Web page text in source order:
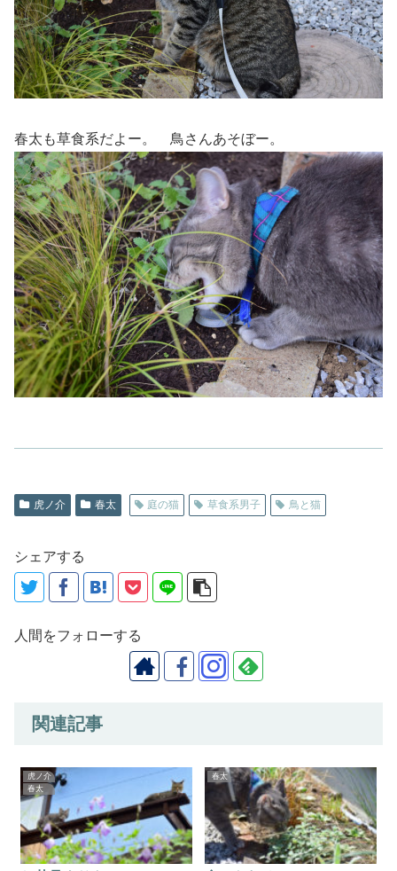
春太も草食系だよー。 鳥さんあそぼー。
虎ノ介 春太 庭の猫 草食系男子 鳥と猫
シェアする
人間をフォローする
関連記事
虎ノ介
春太
春太